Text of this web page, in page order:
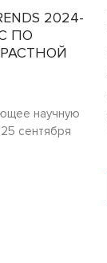
2024-
ПО
научную
сентября